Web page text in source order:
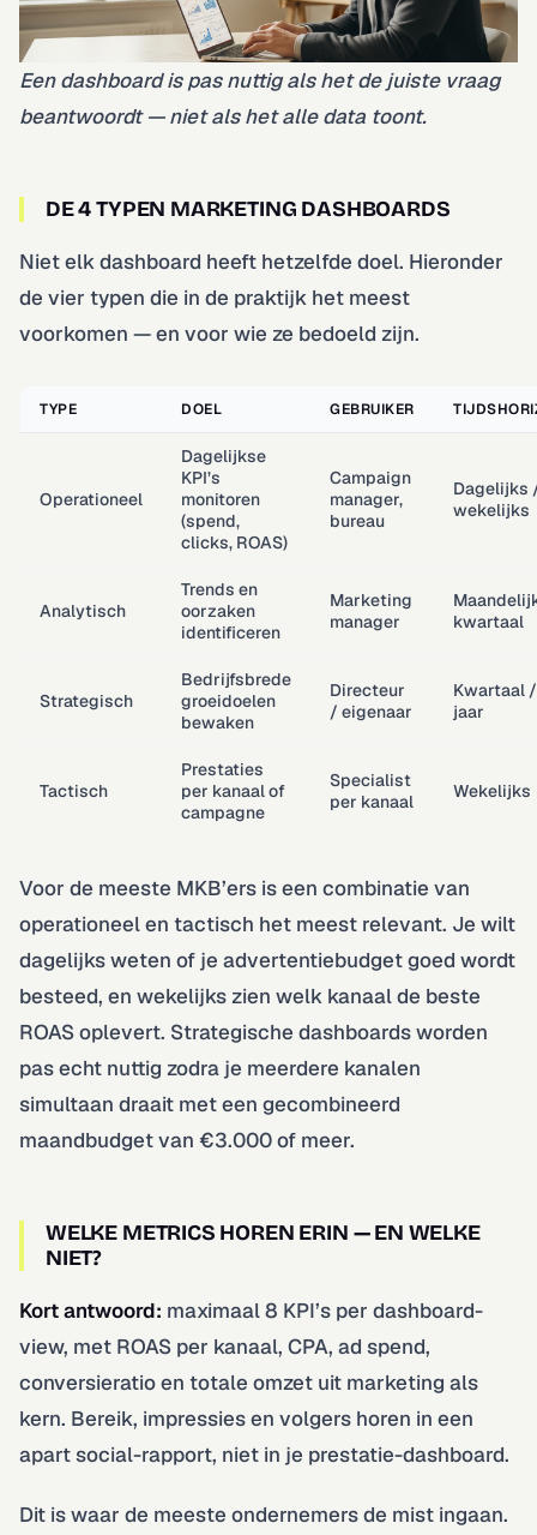
Een dashboard is pas nuttig als het de juiste vraag
beantwoordt — niet als het alle data toont.
DE 4 TYPEN MARKETING DASHBOARDS
Niet elk dashboard heeft hetzelfde doel. Hieronder
de vier typen die in de praktijk het meest
voorkomen — en voor wie ze bedoeld zijn.
TYPE DOEL GEBRUIKER
Operationeel
Dagelijkse
KPI’s
monitoren
(spend,
clicks, ROAS)
Campaign
manager,
bureau
Dagelijks
wekelijks
Analytisch
Trends en
oorzaken
identificeren
Marketing
manager
kwartaal
Strategisch
Bedrijfsbrede
groeidoelen
bewaken
Directeur
/ eigenaar
Kwartaal /
jaar
Tactisch
Prestaties
per kanaal of
campagne
Specialist
per kanaal
Wekelijks
Voor de meeste MKB’ers is een combinatie van
operationeel en tactisch het meest relevant. Je wilt
dagelijks weten of je advertentiebudget goed wordt
besteed, en wekelijks zien welk kanaal de beste
ROAS oplevert. Strategische dashboards worden
pas echt nuttig zodra je meerdere kanalen
simultaan draait met een gecombineerd
maandbudget van €3.000 of meer.
WELKE METRICS HOREN ERIN — EN WELKE
NIET?
Kort antwoord: maximaal 8 KPI’s per dashboard-
view, met ROAS per kanaal, CPA, ad spend,
conversieratio en totale omzet uit marketing als
kern. Bereik, impressies en volgers horen in een
apart social-rapport, niet in je prestatie-dashboard.
Dit is waar de meeste ondernemers de mist ingaan.